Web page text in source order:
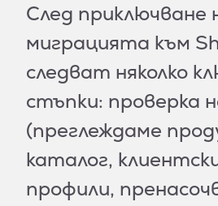
След приключване
миграцията към
следват няколко
стъпки: проверка
(преглеждаме
каталог,
профили,